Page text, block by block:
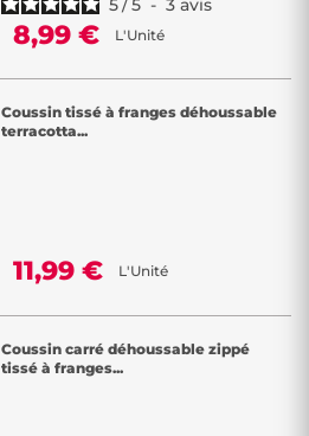
8,99 € L'Unité
Coussin tissé à franges déhoussable
terracotta...
11,99 € L'Unité
Coussin carré déhoussable zippé
tissé à franges...